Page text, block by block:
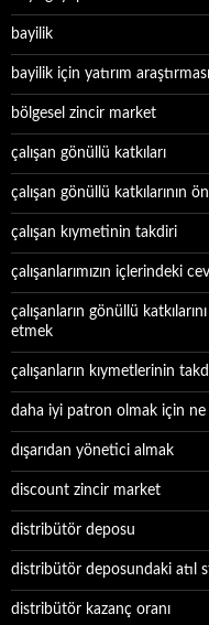
bayilik
bayilik için yatırım araştırması
bölgesel zincir market
çalışan gönüllü katkıları
çalışan gönüllü katkılarının
çalışan kıymetinin takdiri
çalışanlarımızın içlerindeki
çalışanların gönüllü
etmek
çalışanların kıymetlerinin
daha iyi patron olmak için ne
dışarıdan yönetici almak
discount zincir market
distribütör deposu
distribütör deposundaki atıl
distribütör kazanç oranı